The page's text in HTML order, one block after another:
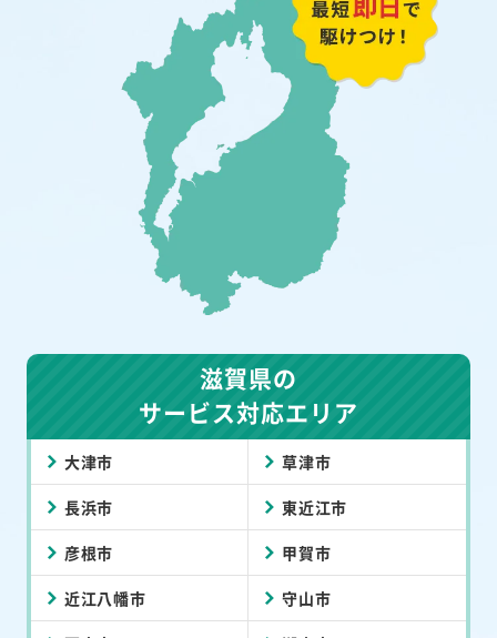
滋賀県の
サービス対応エリア
大津市 草津市
長浜市 東近江市
彦根市 甲賀市
近江八幡市 守山市